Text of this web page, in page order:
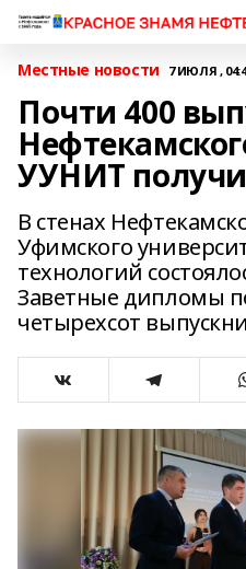
Местные новости 7 ИЮЛЯ ,
Почти 400
УУНИТ
В стенах
Уфимского
технологий
Заветные дипломы
четырехсот